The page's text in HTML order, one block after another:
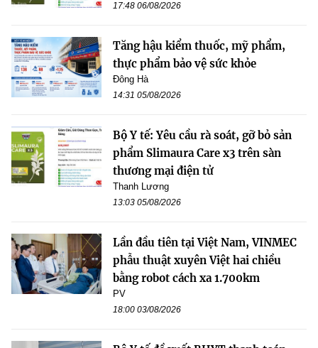
17:48 06/08/2026
Tăng hậu kiểm thuốc, mỹ phẩm,
thực phẩm bảo vệ sức khỏe
Đông Hà
14:31 05/08/2026
Bộ Y tế: Yêu cầu rà soát, gỡ bỏ sản
phẩm Slimaura Care x3 trên sàn
thương mại điện tử
Thanh Lương
13:03 05/08/2026
Lần đầu tiên tại Việt Nam, VINMEC
phẫu thuật xuyên Việt hai chiều
bằng robot cách xa 1.700km
PV
18:00 03/08/2026